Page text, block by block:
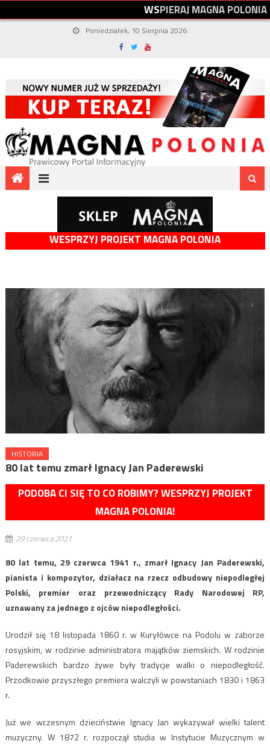
WSPIERAJMAGNAPOLONIA
Poniedziałek, 10 Sierpnia 2026
WESPRZYJ PROJEKT MAGNA POLONIA
HISTORIA
80 lat temu zmarł Ignacy Jan Paderewski
PODOBA CI SIĘ TO CO ROBIMY? WESPRZYJ PROJEKT
MAGNA POLONIA!
29 czerwca 2021
80 lat temu, 29 czerwca 1941 r., zmarł Ignacy Jan Paderewski,
pianista i kompozytor, działacz na rzecz odbudowy niepodległej
Polski, premier oraz przewodniczący Rady Narodowej RP,
uznawany za jednego z ojców niepodległości.
Urodził się 18 listopada 1860 r. w Kuryłówce na Podolu w zaborze
rosyjskim, w rodzinie administratora majątków ziemskich. W rodzinie
Paderewskich bardzo żywe były tradycje walki o niepodległość.
Przodkowie przyszłego premiera walczyli w powstaniach 1830 i 1863
r.
Już we wczesnym dzieciństwie Ignacy Jan wykazywał wielki talent
muzyczny. W 1872 r. rozpoczął studia w Instytucie Muzycznym w